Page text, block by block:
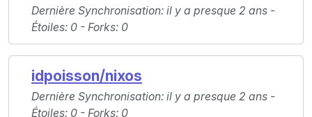
Dernière Synchronisation: il y a presque 2 ans -
Étoiles: 0 - Forks: 0
idpoisson/nixos
Dernière Synchronisation: il y a presque 2 ans -
Étoiles: 0 - Forks: 0